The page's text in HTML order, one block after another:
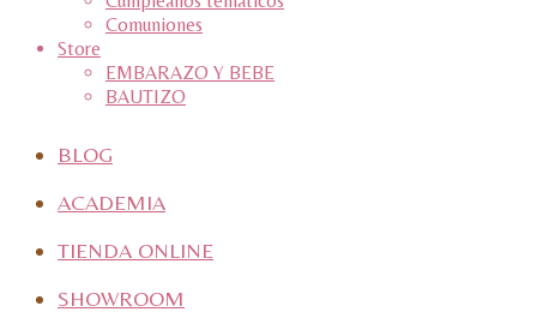
Comuniones
Store
EMBARAZO Y BEBE
BAUTIZO
BLOG
ACADEMIA
TIENDA ONLINE
SHOWROOM